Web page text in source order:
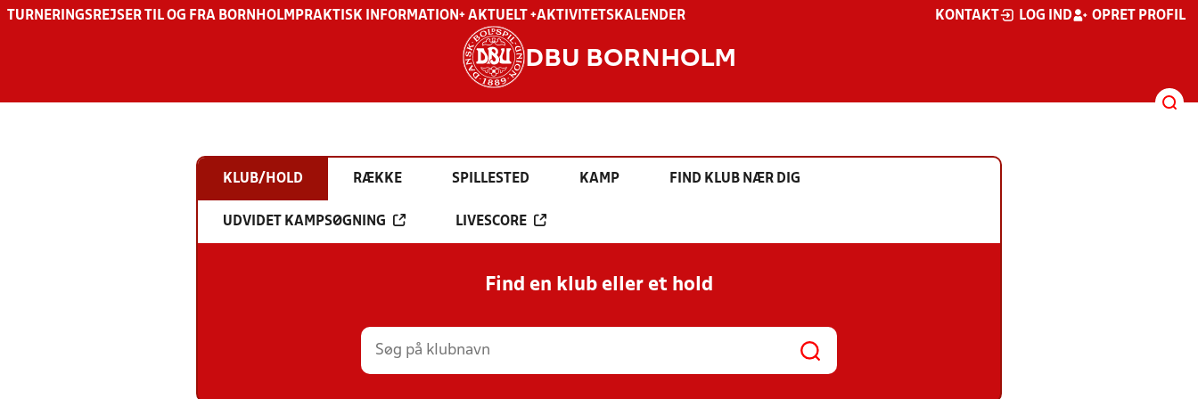
TURNERINGSREJSER TIL OG FRA BORNHOLM PRAKTISK INFORMATION + AKTUELT +AKTIVITETSKALENDER KONTAKT LOG IND OPRET PROFIL
DBU BORNHOLM
KLUB/HOLD RÆKKE SPILLESTED KAMP FIND KLUB NÆR DIG
UDVIDET KAMPSØGNING LIVESCORE
Find en klub eller et hold